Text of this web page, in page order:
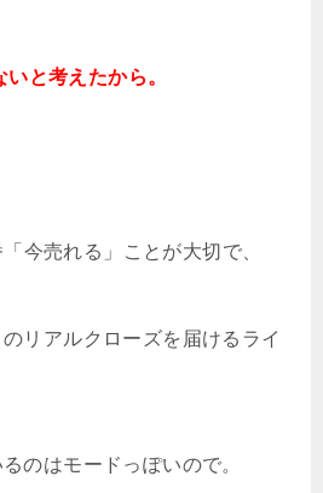
と考えたから。
今売れる」ことが大切で、
リアルクローズを届けるライ
のはモードっぽいので。